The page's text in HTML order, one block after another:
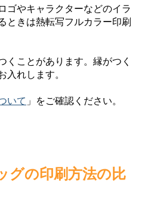
ゴやキャラクターなどのイラ
ときは熱転写フルカラー印刷
くことがあります。縁がつく
入れします。
いて 」をご確認ください。
グの印刷方法の比